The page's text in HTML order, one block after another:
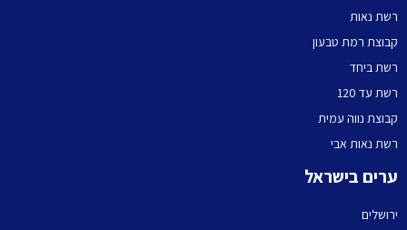
רשת נאות
קבוצת רמת טבעון
רשת ביחד
רשת עד 120
קבוצת נווה עמית
רשת נאות אבי
ערים בישראל
ירושלים